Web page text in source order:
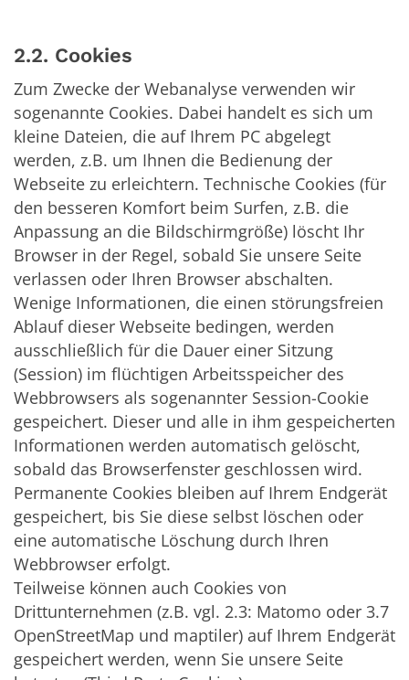
2.2. Cookies
Zum Zwecke der Webanalyse verwenden wir
sogenannte Cookies. Dabei handelt es sich um
kleine Dateien, die auf Ihrem PC abgelegt
werden, z.B. um Ihnen die Bedienung der
Webseite zu erleichtern. Technische Cookies (für
den besseren Komfort beim Surfen, z.B. die
Anpassung an die Bildschirmgröße) löscht Ihr
Browser in der Regel, sobald Sie unsere Seite
verlassen oder Ihren Browser abschalten.
Wenige Informationen, die einen störungsfreien
Ablauf dieser Webseite bedingen, werden
ausschließlich für die Dauer einer Sitzung
(Session) im flüchtigen Arbeitsspeicher des
Webbrowsers als sogenannter Session-Cookie
gespeichert. Dieser und alle in ihm gespeicherten
Informationen werden automatisch gelöscht,
sobald das Browserfenster geschlossen wird.
Permanente Cookies bleiben auf Ihrem Endgerät
gespeichert, bis Sie diese selbst löschen oder
eine automatische Löschung durch Ihren
Webbrowser erfolgt.
Teilweise können auch Cookies von
Drittunternehmen (z.B. vgl. 2.3: Matomo oder 3.7
OpenStreetMap und maptiler) auf Ihrem Endgerät
gespeichert werden, wenn Sie unsere Seite